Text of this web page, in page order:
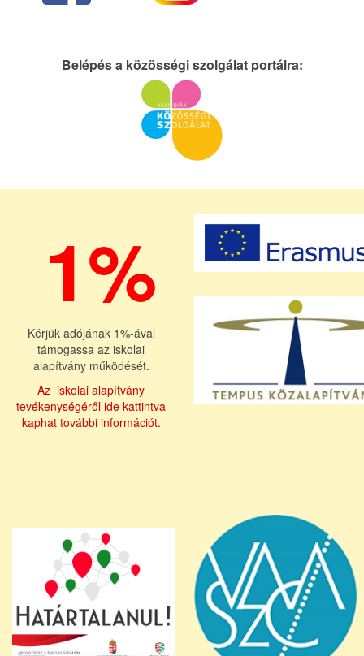
Belépés a közösségi szolgálat portálra:
1%
Kérjük adójának 1%-ával
támogassa az iskolai
alapítvány működését.
Az iskolai alapítvány
tevékenységéről ide kattintva
kaphat további információt.